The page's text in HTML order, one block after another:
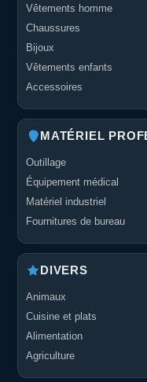
Vêtements homme
Chaussures
Bijoux
Vêtements enfants
Accessoires
MATÉRIEL
Outillage
Équipement médical
Matériel industriel
Fournitures de bureau
DIVERS
Animaux
Cuisine et plats
Alimentation
Agriculture